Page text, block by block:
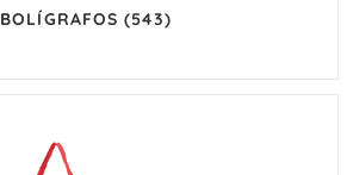
BOLÍGRAFOS(543)